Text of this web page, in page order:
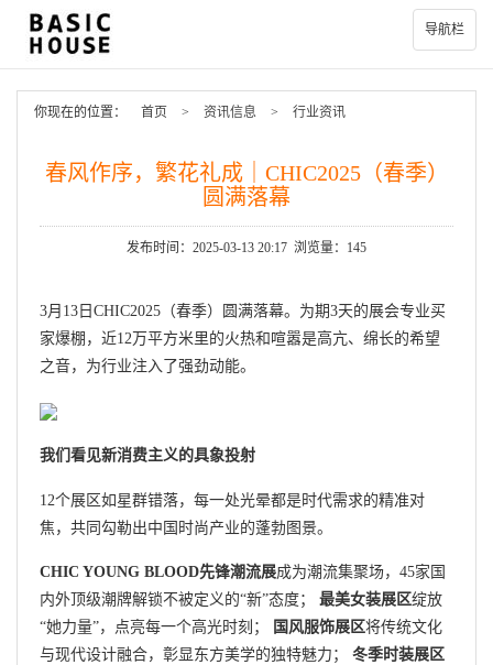
导航栏
你现在的位置： 首页 > 资讯信息 > 行业资讯
春风作序，繁花礼成｜CHIC2025（春季）
圆满落幕
发布时间：2025-03-13 20:17 浏览量：145
3月13日CHIC2025（春季）圆满落幕。为期3天的展会专业买
家爆棚，近12万平方米里的火热和喧嚣是高亢、绵长的希望
之音，为行业注入了强劲动能。
我们看见新消费主义的具象投射
12个展区如星群错落，每一处光晕都是时代需求的精准对
焦，共同勾勒出中国时尚产业的蓬勃图景。
CHIC YOUNG BLOOD先锋潮流展成为潮流集聚场，45家国
内外顶级潮牌解锁不被定义的“新”态度； 最美女装展区绽放
“她力量”，点亮每一个高光时刻；
国风服饰展区将传统文化
与现代设计融合，彰显东方美学的独特魅力； 冬季时装展区